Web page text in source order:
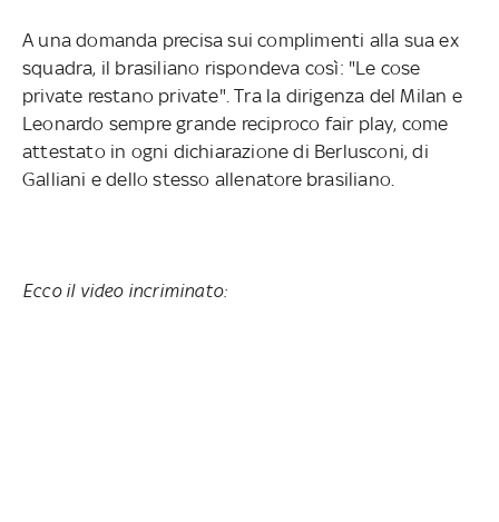
A una domanda precisa sui complimenti alla sua ex
squadra, il brasiliano rispondeva così: "Le cose
private restano private". Tra la dirigenza del Milan e
Leonardo sempre grande reciproco fair play, come
attestato in ogni dichiarazione di Berlusconi, di
Galliani e dello stesso allenatore brasiliano.
Ecco il video incriminato: